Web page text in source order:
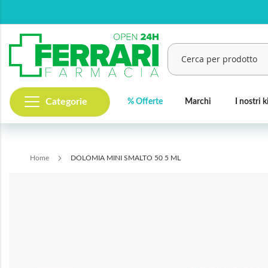
contenuto
Categorie % Offerte Marchi I nostri
Home DOLOMIA MINI SMALTO 50 5 ML